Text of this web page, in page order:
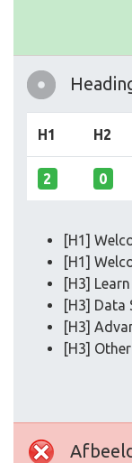
H1 H2
2 0
[H1]
[H1]
[H3]
[H3] Data
[H3]
[H3]